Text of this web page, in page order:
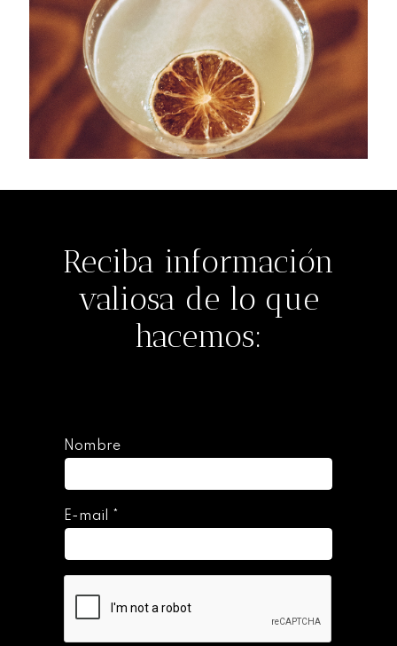
Reciba información
valiosa de lo que
hacemos:
Nombre
E-mail *